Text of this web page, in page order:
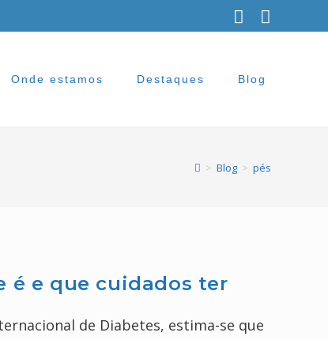
Onde estamos Destaques Blog
> Blog > pés
é e que cuidados ter
de Diabetes, estima-se que